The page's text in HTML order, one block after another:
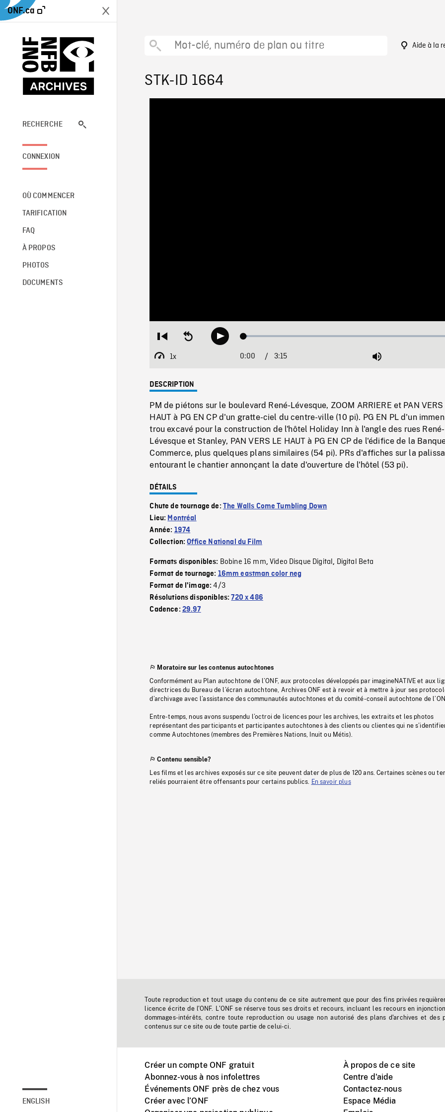
ONF.ca
RECHERCHE
CONNEXION
OÙ COMMENCER
TARIFICATION
FAQ
À PROPOS
PHOTOS
DOCUMENTS
ENGLISH
Aide à la
STK-ID 1664
Restart
beginning
Seek
backwardPlay Loaded:
1x
Playback
Current
0:00 / 3:15 Mute
DESCRIPTION
PM de piétons sur le boulevard René-Lévesque, ZOOM ARRIERE et PAN VERS
HAUT à PG EN CP d'un gratte-ciel du centre-ville (10 pi). PG EN PL d'un
trou excavé pour la construction de l'hôtel Holiday Inn à l'angle des rues René-
Lévesque et Stanley, PAN VERS LE HAUT à PG EN CP de l'édifice de la
Commerce, plus quelques plans similaires (54 pi). PRs d'affiches sur la
entourant le chantier annonçant la date d'ouverture de l'hôtel (53 pi).
DÉTAILS
Chute de tournage de: The Walls Come Tumbling Down
Lieu: Montréal
Année: 1974
Collection:Office National du Film
Formats disponibles: Bobine 16 mm,Video Disque Digital, Digital Beta
Format de tournage: 16mm eastman color neg
Format de l'image:4/3
Résolutions disponibles:720 x 486
Cadence: 29.97
Moratoire sur les contenus autochtones
Conformément au Plan autochtone de l’ONF, aux protocoles développés par imagineNATIVE et aux
directrices du Bureau de l’écran autochtone, Archives ONF est à revoir et à mettre à jour ses
d’archivage avec l’assistance des communautés autochtones et du comité-conseil autochtone de
Entre-temps, nous avons suspendu l’octroi de licences pour les archives, les extraits et les photos
représentant des participants et participantes autochtones à des clients ou clientes qui ne
comme Autochtones (membres des Premières Nations, Inuit ou Métis).
Contenu sensible?
Les films et les archives exposés sur ce site peuvent dater de plus de 120 ans. Certaines scènes ou
reliés pourraient être offensants pour certains publics.
En savoir plus
Toute reproduction et tout usage du contenu de ce site autrement que pour des fins privées
licence écrite de l'ONF. L'ONF se réserve tous ses droits et recours, incluant les recours en
dommages-intérêts, contre toute reproduction ou usage non autorisé des plans d'archives et des
contenus sur ce site ou de toute partie de celui-ci.
Créer un compte ONF gratuit
Abonnez-vous à nos infolettres
Événements ONF près de chez vous
Créer avec l’ONF
À propos de ce site
Centre d'aide
Contactez-nous
Espace Média